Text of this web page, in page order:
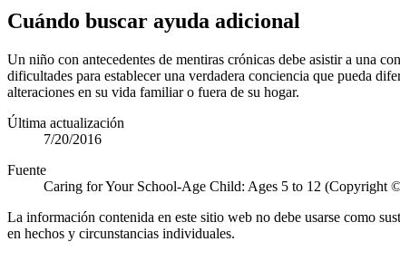
Cuándo buscar ayuda adicional
Un niño con antecedentes de mentiras crónicas debe asistir a una
dificultades para establecer una verdadera conciencia que pueda
alteraciones en su vida familiar o fuera de su hogar.
Última actualización
7/20/2016
Fuente
Caring for Your School-Age Child: Ages 5 to 12 (Copyright
La información contenida en este sitio web no debe usarse como
en hechos y circunstancias individuales.